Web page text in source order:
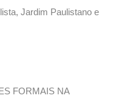
Jardim Paulistano e
FORMAIS NA